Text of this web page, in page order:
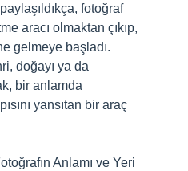
fotoğraf
aracı olmaktan çıkıp,
gelmeye başladı.
doğayı ya da
bir anlamda
yansıtan bir araç
Anlamı ve Yeri